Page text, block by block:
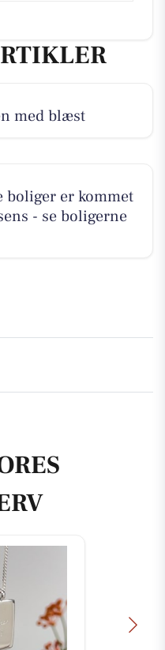
med blæst
boliger er kommet
- se boligerne